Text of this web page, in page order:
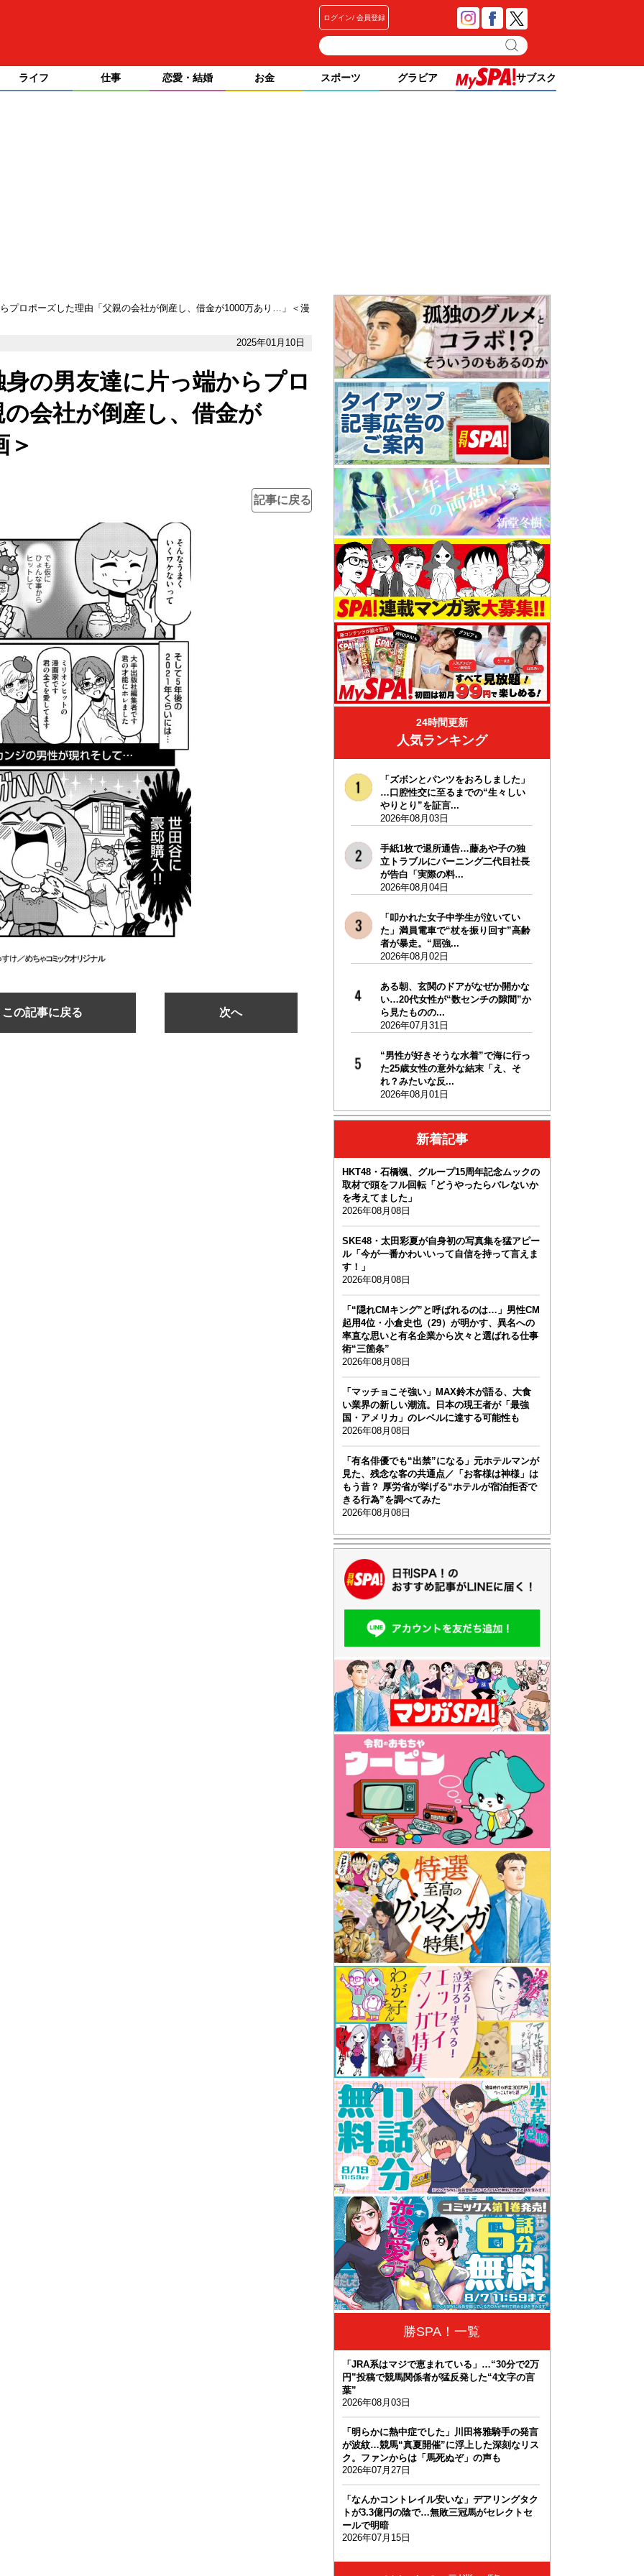
ログイン 会員登録
ライフ 仕事 恋愛・結婚 お金 スポーツ グラビア サブスク
プロポーズした理由「父親の会社が倒産し、借金が1000万あり…」＜漫
2025年01月10日
の男友達に片っ端からプロ
会社が倒産し、借金が
記事に戻る
この記事に戻る 次へ
24時間更新
人気ランキング
「ズボンとパンツをおろしました」
…口腔性交に至るまでの“生々しい
やりとり”を証言...
2026年08月03日
手紙1枚で退所通告…藤あや子の独
立トラブルにバーニング二代目社長
が告白「実際の料...
2026年08月04日
「叩かれた女子中学生が泣いてい
た」満員電車で“杖を振り回す”高齢
者が暴走。“屈強...
2026年08月02日
ある朝、玄関のドアがなぜか開かな
い…20代女性が“数センチの隙間”か
ら見たものの...
2026年07月31日
“男性が好きそうな水着”で海に行っ
た25歳女性の意外な結末「え、そ
れ？みたいな反...
2026年08月01日
新着記事
HKT48・石橋颯、グループ15周年記念ムックの
取材で頭をフル回転「どうやったらバレないか
を考えてました」
2026年08月08日
SKE48・太田彩夏が自身初の写真集を猛アピー
ル「今が一番かわいいって自信を持って言えま
す！」
2026年08月08日
「“隠れCMキング”と呼ばれるのは…」男性CM
起用4位・小倉史也（29）が明かす、異名への
率直な思いと有名企業から次々と選ばれる仕事
術“三箇条”
2026年08月08日
「マッチョこそ強い」MAX鈴木が語る、大食
い業界の新しい潮流。日本の現王者が「最強
国・アメリカ」のレベルに達する可能性も
2026年08月08日
「有名俳優でも“出禁”になる」元ホテルマンが
見た、残念な客の共通点／「お客様は神様」は
もう昔？ 厚労省が挙げる“ホテルが宿泊拒否で
きる行為”を調べてみた
2026年08月08日
勝SPA！一覧
「JRA系はマジで恵まれている」…“30分で2万
円”投稿で競馬関係者が猛反発した“4文字の言
葉”
2026年08月03日
「明らかに熱中症でした」川田将雅騎手の発言
が波紋…競馬“真夏開催”に浮上した深刻なリス
ク。ファンからは「馬死ぬぞ」の声も
2026年07月27日
「なんかコントレイル安いな」デアリングタク
トが3.3億円の陰で…無敗三冠馬がセレクトセ
ールで明暗
2026年07月15日